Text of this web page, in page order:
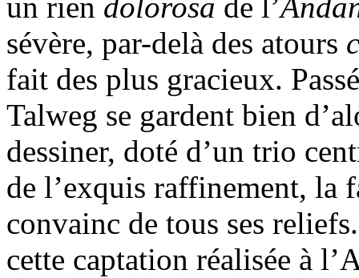
un rien dolorosa de l’
sévère, par-delà des atours
fait des plus gracieux.
Talweg se gardent bien
dessiner, doté d’un trio
de l’exquis raffinement, la
convainc de tous ses
cette captation réalisée à